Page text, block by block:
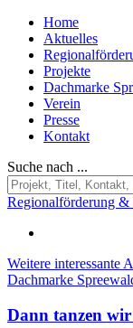
Home
Aktuelles
Projekte
Dachmarke
Verein
Presse
Kontakt
Suche nach ...
Regionalförderung &
Weitere interessante
Dachmarke
Dann tanzen